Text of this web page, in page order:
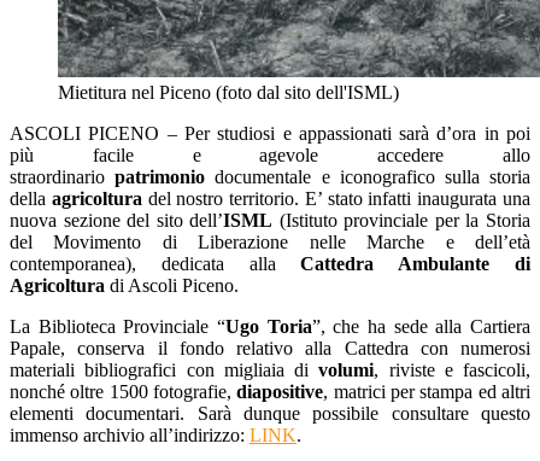
Mietitura nel Piceno (foto dal sito dell'ISML)
ASCOLI PICENO – Per studiosi e appassionati sarà d’ora in poi
più facile e agevole accedere allo
straordinariopatrimonio documentale e iconografico sulla storia
della agricoltura del nostro territorio. E’ stato infatti inaugurata una
nuova sezione del sito dell’ISML (Istituto provinciale per la Storia
del Movimento di Liberazione nelle Marche e dell’età
contemporanea), dedicata allaCattedra Ambulante di
Agricoltura di Ascoli Piceno.
La Biblioteca Provinciale “Ugo Toria”, che ha sede alla Cartiera
Papale, conserva il fondo relativo alla Cattedra con numerosi
materiali bibliografici con migliaia divolumi, riviste e fascicoli,
nonché oltre 1500 fotografie,diapositive, matrici per stampa ed altri
elementi documentari. Sarà dunque possibile consultare questo
immenso archivio all’indirizzo: LINK.